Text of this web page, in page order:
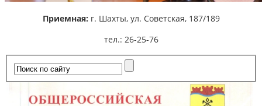
Приемная: г. Шахты, ул. Советская, 187/189
тел.: 26-25-76